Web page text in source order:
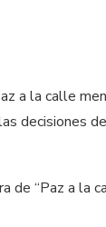
a la calle
decisiones
de “Paz a la